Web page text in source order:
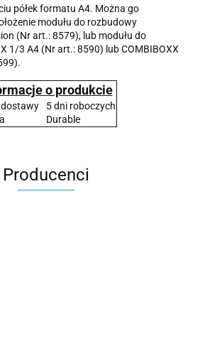
półek formatu A4. Można go
modułu do rozbudowy
(Nr art.: 8579), lub modułu do
1/3 A4 (Nr art.: 8590) lub COMBIBOXX
o produkcie
5 dni roboczych
Durable
Producenci